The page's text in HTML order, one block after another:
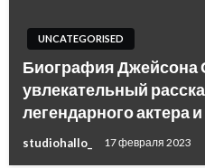
UNCATEGORISED
Биография Джейсона
увлекательный
легендарного актера
studiohallo_ 17 февраля 2023